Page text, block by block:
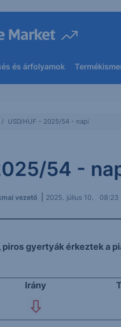
és árfolyamok
USD/HUF - 2025/54 - napi
54 -
vezető 2025. július 10. 08:23
gyertyák érkeztek a
Irány